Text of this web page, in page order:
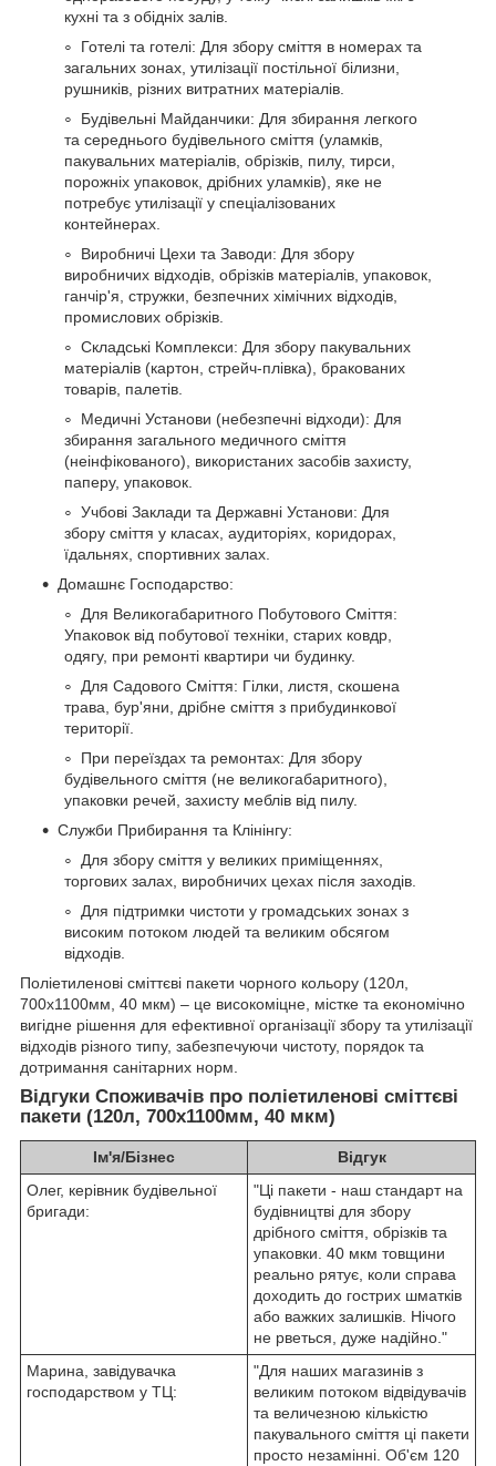
кухні та з обідніх залів.
Готелі та готелі: Для збору сміття в номерах та
загальних зонах, утилізації постільної білизни,
рушників, різних витратних матеріалів.
Будівельні Майданчики: Для збирання легкого
та середнього будівельного сміття (уламків,
пакувальних матеріалів, обрізків, пилу, тирси,
порожніх упаковок, дрібних уламків), яке не
потребує утилізації у спеціалізованих
контейнерах.
Виробничі Цехи та Заводи: Для збору
виробничих відходів, обрізків матеріалів, упаковок,
ганчір'я, стружки, безпечних хімічних відходів,
промислових обрізків.
Складські Комплекси: Для збору пакувальних
матеріалів (картон, стрейч-плівка), бракованих
товарів, палетів.
Медичні Установи (небезпечні відходи): Для
збирання загального медичного сміття
(неінфікованого), використаних засобів захисту,
паперу, упаковок.
Учбові Заклади та Державні Установи: Для
збору сміття у класах, аудиторіях, коридорах,
їдальнях, спортивних залах.
Домашнє Господарство:
Для Великогабаритного Побутового Сміття:
Упаковок від побутової техніки, старих ковдр,
одягу, при ремонті квартири чи будинку.
Для Садового Сміття: Гілки, листя, скошена
трава, бур'яни, дрібне сміття з прибудинкової
території.
При переїздах та ремонтах: Для збору
будівельного сміття (не великогабаритного),
упаковки речей, захисту меблів від пилу.
Служби Прибирання та Клінінгу:
Для збору сміття у великих приміщеннях,
торгових залах, виробничих цехах після заходів.
Для підтримки чистоти у громадських зонах з
високим потоком людей та великим обсягом
відходів.
Поліетиленові сміттєві пакети чорного кольору (120л,
700х1100мм, 40 мкм) – це високоміцне, містке та економічно
вигідне рішення для ефективної організації збору та утилізації
відходів різного типу, забезпечуючи чистоту, порядок та
дотримання санітарних норм.
Відгуки Споживачів про поліетиленові сміттєві
пакети (120л, 700х1100мм, 40 мкм)
Ім'я/Бізнес
Відгук
Олег, керівник будівельної
бригади:
"Ці пакети - наш стандарт на
будівництві для збору
дрібного сміття, обрізків та
упаковки. 40 мкм товщини
реально рятує, коли справа
доходить до гострих шматків
або важких залишків. Нічого
не рветься, дуже надійно."
Марина, завідувачка
господарством у ТЦ:
"Для наших магазинів з
великим потоком відвідувачів
та величезною кількістю
пакувального сміття ці пакети
просто незамінні. Об'єм 120